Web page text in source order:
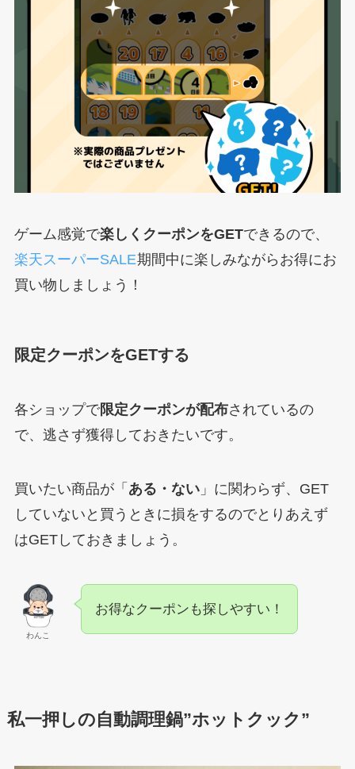
ゲーム感覚で楽しくクーポンをGETできるので、
楽天スーパーSALE期間中に楽しみながらお得にお
買い物しましょう！
限定クーポンをGETする
各ショップで限定クーポンが配布されているの
で、逃さず獲得しておきたいです。
買いたい商品が「 ある・ない」に関わらず、GET
していないと買うときに損をするのでとりあえず
はGETしておきましょう。
わんこ
お得なクーポンも探しやすい！
私一押しの自動調理鍋”ホットクック”